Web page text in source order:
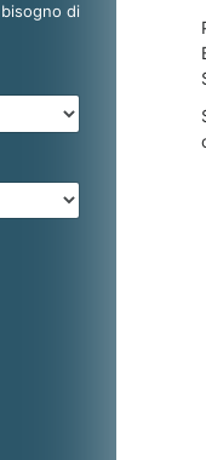
di